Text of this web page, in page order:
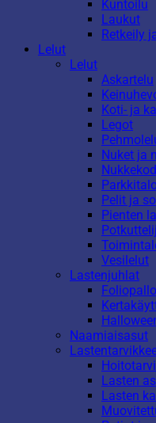
Kuntoilu
Laukut
Retkeily
Lelut
Lelut
Askartelu
Koti- ja
Legot
Nuket ja
Pelit ja
Pienten
Vesilelut
Lastenjuhlat
Naamiaisasut
Lasten
Lasten